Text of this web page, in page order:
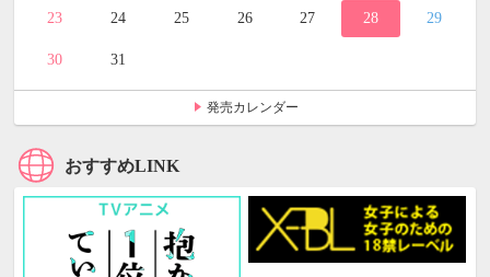
23 24 25 26 27 28 29
30 31
発売カレンダー
おすすめLINK